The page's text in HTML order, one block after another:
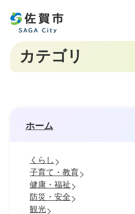
カテゴリ
ホーム
くらし
子育て・教育
健康・福祉
防災・安全
観光